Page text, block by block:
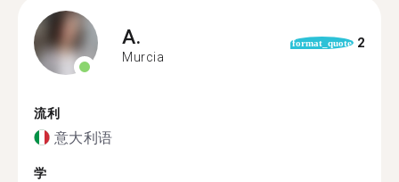
A.
Murcia
format_quote 2
流利
意大利语
学